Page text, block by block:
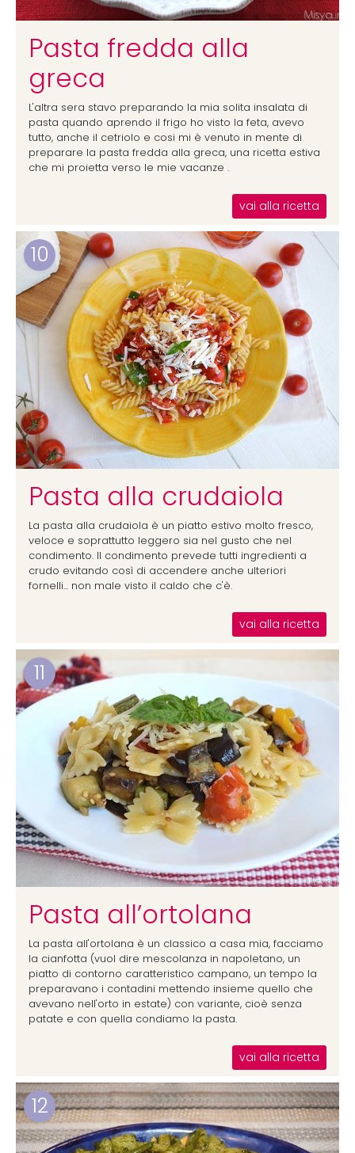
Pasta fredda alla
greca
L'altra sera stavo preparando la mia solita insalata di
pasta quando aprendo il frigo ho visto la feta, avevo
tutto, anche il cetriolo e cosi mi è venuto in mente di
preparare la pasta fredda alla greca, una ricetta estiva
che mi proietta verso le mie vacanze .
vai alla ricetta
10
Pasta alla crudaiola
La pasta alla crudaiola è un piatto estivo molto fresco,
veloce e soprattutto leggero sia nel gusto che nel
condimento. Il condimento prevede tutti ingredienti a
crudo evitando così di accendere anche ulteriori
fornelli... non male visto il caldo che c'è.
vai alla ricetta
11
Pasta all’ortolana
La pasta all'ortolana è un classico a casa mia, facciamo
la cianfotta (vuol dire mescolanza in napoletano, un
piatto di contorno caratteristico campano, un tempo la
preparavano i contadini mettendo insieme quello che
avevano nell'orto in estate) con variante, cioè senza
patate e con quella condiamo la pasta.
vai alla ricetta
12